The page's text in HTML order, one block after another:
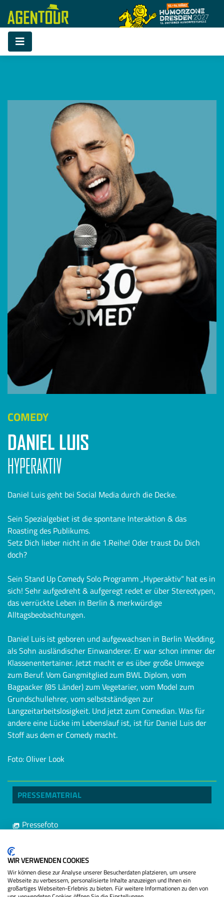
COMEDY
DANIEL LUIS
HYPERAKTIV
Daniel Luis geht bei Social Media durch die Decke.
Sein Spezialgebiet ist die spontane Interaktion & das
Roasting des Publikums.
Setz Dich lieber nicht in die 1.Reihe! Oder traust Du Dich
doch?
Sein Stand Up Comedy Solo Programm „Hyperaktiv“ hat es in
sich! Sehr aufgedreht & aufgeregt redet er über Stereotypen,
das verrückte Leben in Berlin & merkwürdige
Alltagsbeobachtungen.
Daniel Luis ist geboren und aufgewachsen in Berlin Wedding,
als Sohn ausländischer Einwanderer. Er war schon immer der
Klassenentertainer. Jetzt macht er es über große Umwege
zum Beruf. Vom Gangmitglied zum BWL Diplom, vom
Bagpacker (85 Länder) zum Vegetarier, vom Model zum
Grundschullehrer, vom selbstständigen zur
Langzeitarbeitslosigkeit. Und jetzt zum Comedian. Was für
andere eine Lücke im Lebenslauf ist, ist für Daniel Luis der
Stoff aus dem er Comedy macht.
Foto: Oliver Look
PRESSEMATERIAL
Pressefoto
TERMINE
WIR VERWENDEN COOKIES
Wir können diese zur Analyse unserer Besucherdaten platzieren, um unsere
Webseite zu verbessern, personalisierte Inhalte anzuzeigen und Ihnen ein
großartiges Webseiten-Erlebnis zu bieten. Für weitere Informationen zu den von